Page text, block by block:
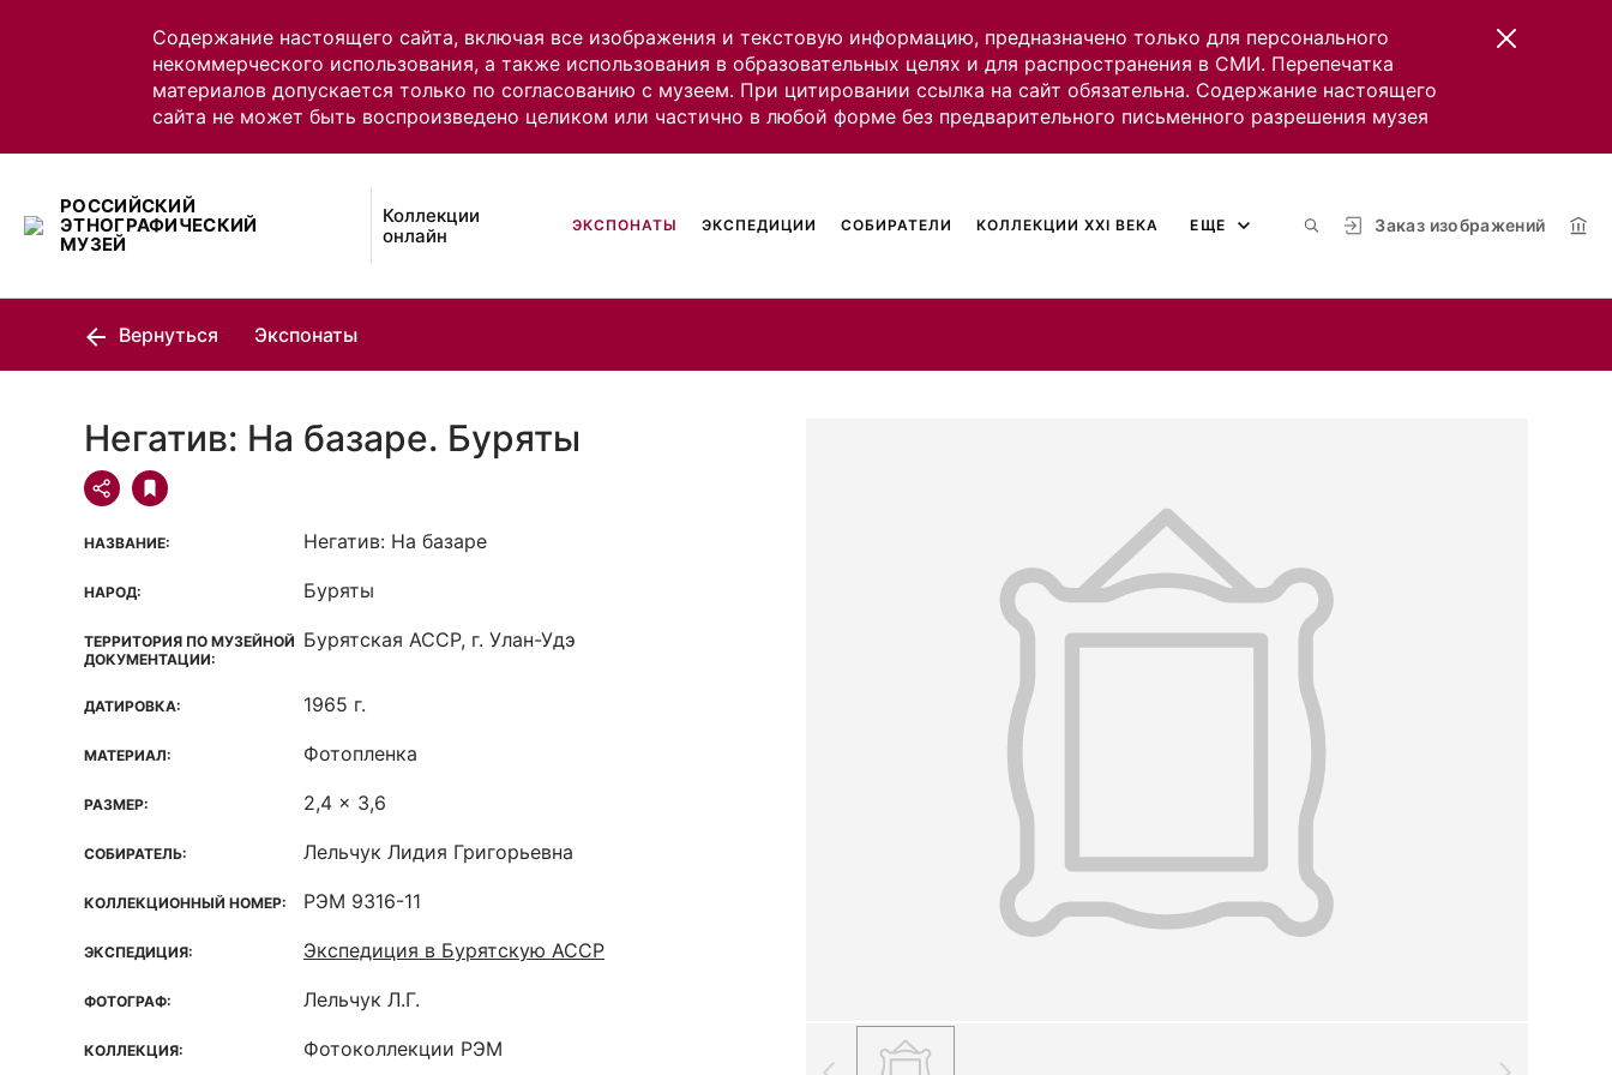
Содержание настоящего сайта, включая все изображения и текстовую информацию, предназначено только для персонального
некоммерческого использования, а также использования в образовательных целях и для распространения в СМИ. Перепечатка
материалов допускается только по согласованию с музеем. При цитировании ссылка на сайт обязательна. Содержание настоящего
сайта не может быть воспроизведено целиком или частично в любой форме без предварительного письменного разрешения музея
РОССИЙСКИЙ
ЭТНОГРАФИЧЕСКИЙ
МУЗЕЙ
Коллекции
онлайн
Заказ изображений
ЭКСПОНАТЫ ЭКСПЕДИЦИИ СОБИРАТЕЛИ КОЛЛЕКЦИИ XXI ВЕКА ЕЩЕ
Вернуться Экспонаты
Негатив: На базаре. Буряты
НАЗВАНИЕ: Негатив: На базаре
НАРОД: Буряты
ТЕРРИТОРИЯ ПО МУЗЕЙНОЙ
ДОКУМЕНТАЦИИ:
Бурятская ACCP, г. Улан-Удэ
ДАТИРОВКА: 1965 г.
МАТЕРИАЛ: Фотопленка
РАЗМЕР: 2,4 x 3,6
СОБИРАТЕЛЬ: Лельчук Лидия Григорьевна
КОЛЛЕКЦИОННЫЙ НОМЕР: РЭМ 9316-11
ЭКСПЕДИЦИЯ: Экспедиция в Бурятскую АССР
ФОТОГРАФ: Лельчук Л.Г.
КОЛЛЕКЦИЯ: Фотоколлекции РЭМ